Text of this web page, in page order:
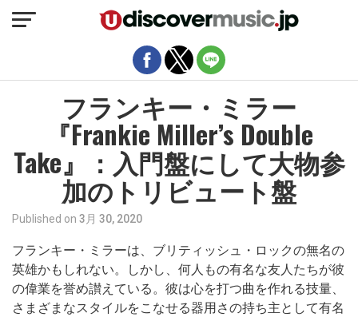
フランキー・ミラー
『Frankie Miller’s Double
Take』：入門盤にして大物参
加のトリビュート盤
Published on 3月 30, 2020
フランキー・ミラーは、ブリティッシュ・ロックの無名の
英雄かもしれない。しかし、何人もの有名な友人たちが彼
の偉業を誉め讃えている。彼は心を打つ曲を作れる技量、
さまざまなスタイルをこなせる器用さの持ち主として有名
モバイルバージョンを終了